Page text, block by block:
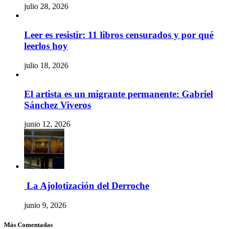
julio 28, 2026
Leer es resistir: 11 libros censurados y por qué
leerlos hoy
julio 18, 2026
El artista es un migrante permanente: Gabriel
Sánchez Viveros
junio 12, 2026
La Ajolotización del Derroche
junio 9, 2026
Más Comentadas